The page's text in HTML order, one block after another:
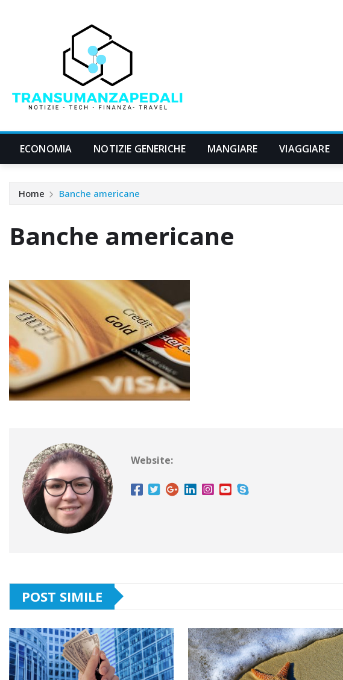
ECONOMIA NOTIZIE GENERICHE MANGIARE VIAGGIARE
Home Banche americane
Banche americane
Website:
POST SIMILE